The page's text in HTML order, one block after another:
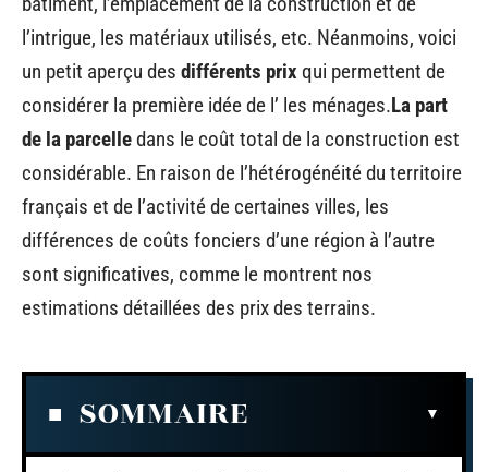
l’intrigue, les matériaux utilisés, etc. Néanmoins, voici
un petit aperçu des différents prixqui permettent de
considérer la première idée de l’ les ménages.La part
de la parcelledans le coût total de la construction est
considérable. En raison de l’hétérogénéité du territoire
français et de l’activité de certaines villes, les
différences de coûts fonciers d’une région à l’autre
sont significatives, comme le montrent nos
estimations détaillées des prix des terrains.
SOMMAIRE